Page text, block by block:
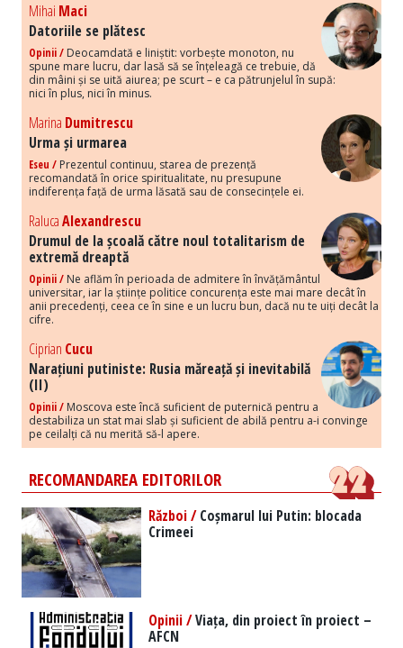
Mihai Maci
Datoriile se plătesc
Opinii / Deocamdată e liniștit: vorbește monoton, nu
spune mare lucru, dar lasă să se înțeleagă ce trebuie, dă
din mâini și se uită aiurea; pe scurt – e ca pătrunjelul în supă:
nici în plus, nici în minus.
Marina Dumitrescu
Urma și urmarea
Eseu / Prezentul continuu, starea de prezență
recomandată în orice spiritualitate, nu presupune
indiferența față de urma lăsată sau de consecințele ei.
RalucaAlexandrescu
Drumul de la școală către noul totalitarism de
extremă dreaptă
Opinii / Ne aflăm în perioada de admitere în învățământul
universitar, iar la științe politice concurența este mai mare decât în
anii precedenți, ceea ce în sine e un lucru bun, dacă nu te uiți decât la
cifre.
Ciprian Cucu
Narațiuni putiniste: Rusia măreață și inevitabilă
(II)
Opinii / Moscova este încă suficient de puternică pentru a
destabiliza un stat mai slab și suficient de abilă pentru a-i convinge
pe ceilalți că nu merită să-l apere.
RECOMANDAREA EDITORILOR
Război /Coșmarul lui Putin: blocada
Crimeei
Opinii /Viața, din proiect în proiect –
AFCN